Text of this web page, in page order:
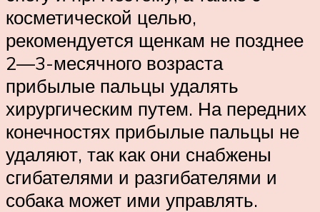
косметической целью,
рекомендуется щенкам не позднее
2—3-месячного возраста
прибылые пальцы удалять
хирургическим путем. На передних
конечностях прибылые пальцы не
удаляют, так как они снабжены
сгибателями и разгибателями и
собака может ими управлять.